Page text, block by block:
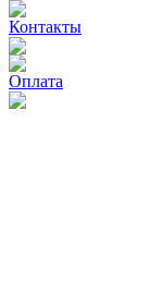
Контакты
Оплата